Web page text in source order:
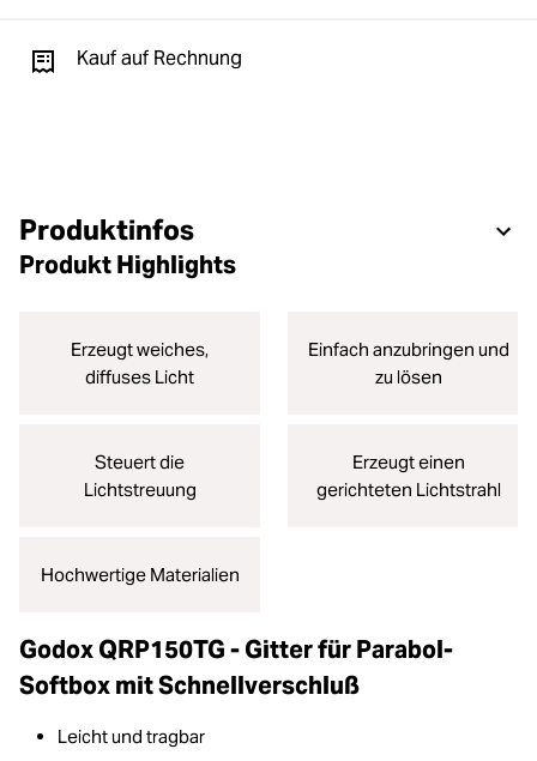
Kauf auf Rechnung
Produktinfos
Produkt Highlights
Erzeugt weiches,
diffuses Licht
Einfach anzubringen und
zu lösen
Steuert die
Lichtstreuung
Erzeugt einen
gerichteten Lichtstrahl
Hochwertige Materialien
Godox QRP150TG - Gitter für Parabol-
Softbox mit Schnellverschluß
Leicht und tragbar